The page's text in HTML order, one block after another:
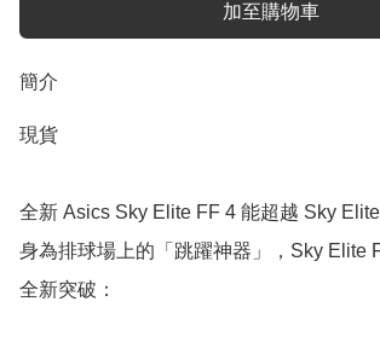
加至購物車
簡介
現貨
全新 Asics Sky Elite FF 4 能超越 Sky
身為排球場上的「跳躍神器」，Sky Elite
全新突破：